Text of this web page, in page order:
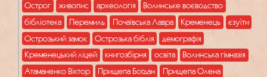
Острог живопис археологія
Волинське воєводство
бібліотека
Перемиль Почаївська Лавра Кременець
єзуїти
Острозький замок
Острозька біблія
демографія
Кременецький ліцей
книгозбірня освіта
Волинська гімназія
Атаманенко Віктор
Прищепа Богдан
Прищепа Олена